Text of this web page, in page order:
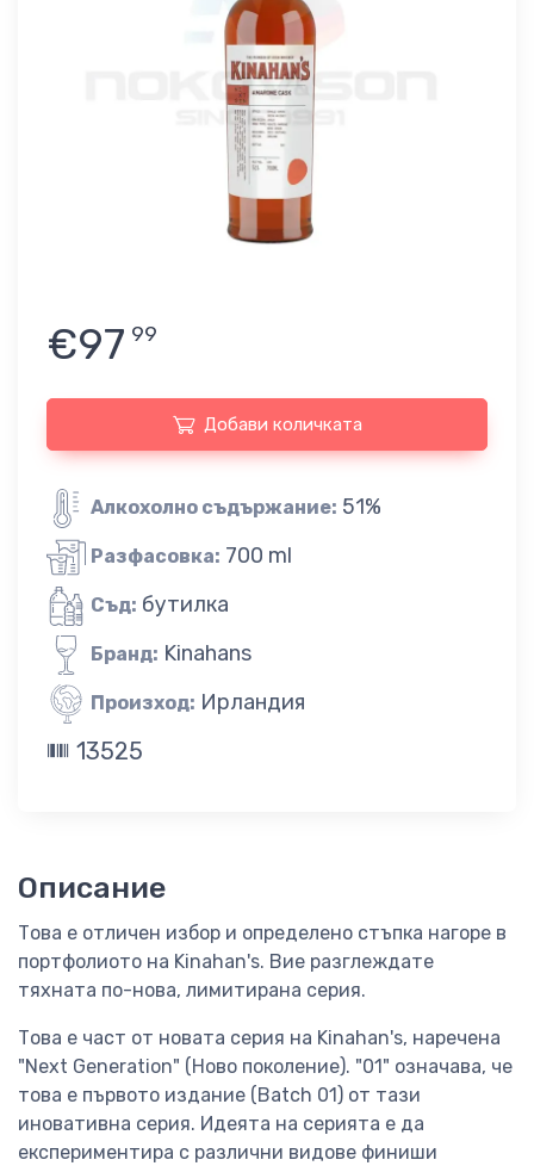
€97 99
Добави количката
Алкохолно съдържание: 51%
Разфасовка: 700 ml
Съд: бутилка
Бранд: Kinahans
Произход: Ирландия
13525
Описание
Това е отличен избор и определено стъпка нагоре в
портфолиото на Kinahan's. Вие разглеждате
тяхната по-нова, лимитирана серия.
Това е част от новата серия на Kinahan's, наречена
"Next Generation" (Ново поколение). "01" означава, че
това е първото издание (Batch 01) от тази
иновативна серия. Идеята на серията е да
експериментира с различни видове финиши